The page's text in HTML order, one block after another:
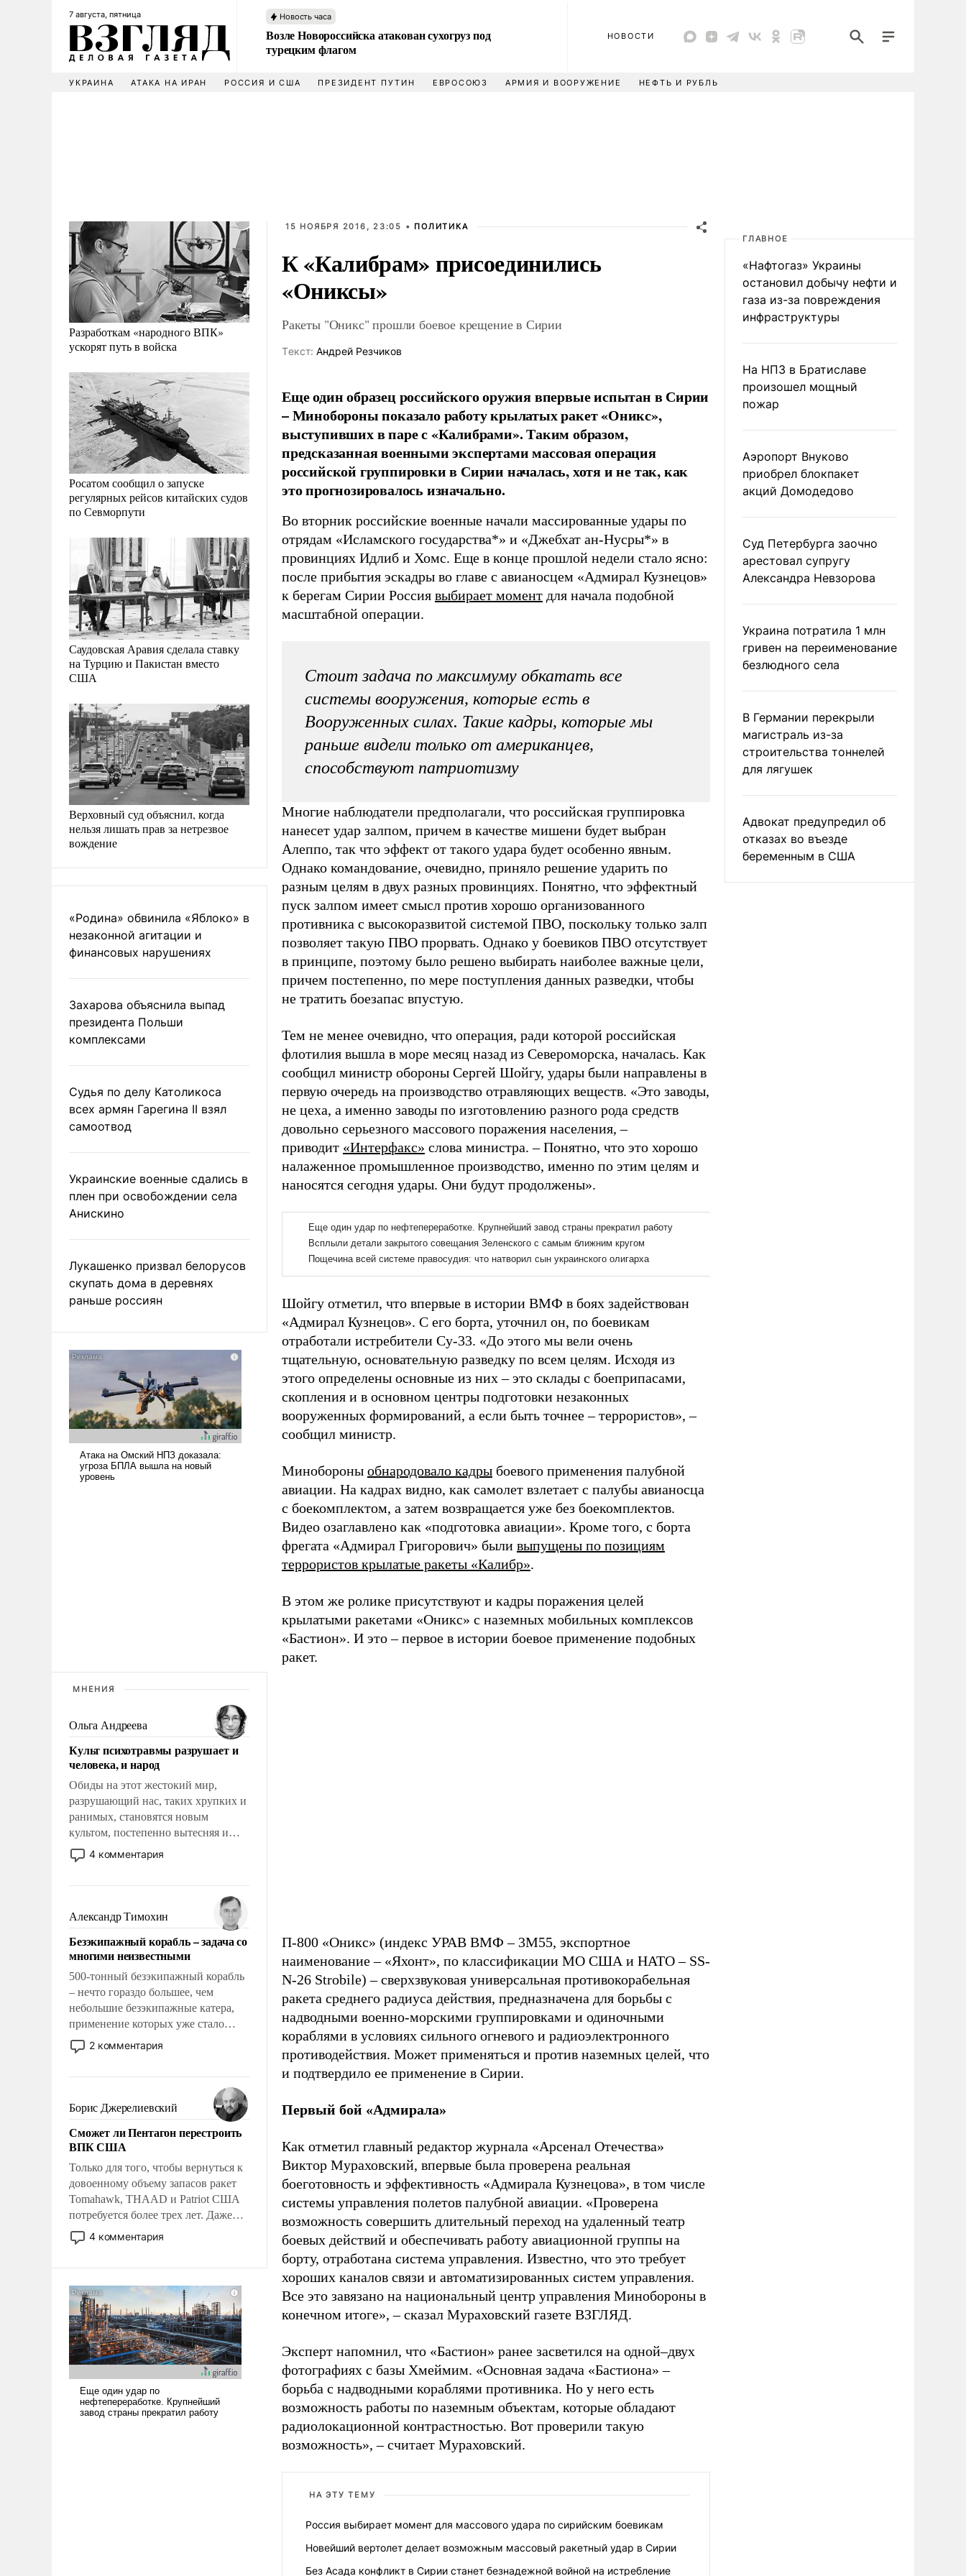
7 августа, пятница Новость часа
Возле Новороссийска атакован сухогруз под
турецким флагом
НОВОСТИ
УКРАИНА АТАКА НА ИРАН РОССИЯ И США ПРЕЗИДЕНТ ПУТИН ЕВРОСОЮЗ АРМИЯ И ВООРУЖЕНИЕ НЕФТЬ И РУБЛЬ
Разработкам «народного ВПК»
ускорят путь в войска
Росатом сообщил о запуске
регулярных рейсов китайских судов
по Севморпути
Саудовская Аравия сделала ставку
на Турцию и Пакистан вместо
США
Верховный суд объяснил, когда
нельзя лишать прав за нетрезвое
вождение
«Родина» обвинила «Яблоко» в
незаконной агитации и
финансовых нарушениях
Захарова объяснила выпад
президента Польши
комплексами
Судья по делу Католикоса
всех армян Гарегина II взял
самоотвод
Украинские военные сдались в
плен при освобождении села
Анискино
Лукашенко призвал белорусов
скупать дома в деревнях
раньше россиян
МНЕНИЯ
Ольга Андреева
Культ психотравмы разрушает и
человека, и народ
Обиды на этот жестокий мир,
разрушающий нас, таких хрупких и
ранимых, становятся новым
культом, постепенно вытесняя и
отменяя традиционное требование к
человеку – быть мужественным и
на себя ответственность, помогать
слабым, идти вперед и
адаптироваться.
4 комментария
Александр Тимохин
Безэкипажный корабль – задача со
многими неизвестными
500-тонный безэкипажный корабль
– нечто гораздо большее, чем
небольшие безэкипажные катера,
применение которых уже стало
обыденностью. Задача по созданию
такого корабля очень сложна и
реализация радикально поднимет
наши боевые возможности.
2 комментария
Борис Джерелиевский
Сможет ли Пентагон перестроить
ВПК США
Только для того, чтобы вернуться к
довоенному объему запасов ракет
Tomahawk, THAAD и Patriot США
потребуется более трех лет. Даже
небольшая война с Ираном
опустошила американские
уязвимости США, например, перед
Китаем.
4 комментария
15 НОЯБРЯ 2016, 23:05 • ПОЛИТИКА
К «Калибрам» присоединились
«Ониксы»
Ракеты "Оникс" прошли боевое крещение в Сирии
Tекст: Андрей Резчиков
Еще один образец российского оружия впервые испытан в Сирии
– Минобороны показало работу крылатых ракет «Оникс»,
выступивших в паре с «Калибрами». Таким образом,
предсказанная военными экспертами массовая операция
российской группировки в Сирии началась, хотя и не так, как
это прогнозировалось изначально.
Во вторник российские военные начали массированные удары по
отрядам «Исламского государства*» и «Джебхат ан-Нусры*» в
провинциях Идлиб и Хомс. Еще в конце прошлой недели стало ясно:
после прибытия эскадры во главе с авианосцем «Адмирал Кузнецов»
к берегам Сирии Россия выбирает момент для начала подобной
масштабной операции.
Стоит задача по максимуму обкатать все
системы вооружения, которые есть в
Вооруженных силах. Такие кадры, которые мы
раньше видели только от американцев,
способствуют патриотизму
Многие наблюдатели предполагали, что российская группировка
нанесет удар залпом, причем в качестве мишени будет выбран
Алеппо, так что эффект от такого удара будет особенно явным.
Однако командование, очевидно, приняло решение ударить по
разным целям в двух разных провинциях. Понятно, что эффектный
пуск залпом имеет смысл против хорошо организованного
противника с высокоразвитой системой ПВО, поскольку только залп
позволяет такую ПВО прорвать. Однако у боевиков ПВО отсутствует
в принципе, поэтому было решено выбирать наиболее важные цели,
причем постепенно, по мере поступления данных разведки, чтобы
не тратить боезапас впустую.
Тем не менее очевидно, что операция, ради которой российская
флотилия вышла в море месяц назад из Североморска, началась. Как
сообщил министр обороны Сергей Шойгу, удары были направлены в
первую очередь на производство отравляющих веществ. «Это заводы,
не цеха, а именно заводы по изготовлению разного рода средств
довольно серьезного массового поражения населения, –
приводит «Интерфакс» слова министра. – Понятно, что это хорошо
налаженное промышленное производство, именно по этим целям и
наносятся сегодня удары. Они будут продолжены».
Шойгу отметил, что впервые в истории ВМФ в боях задействован
«Адмирал Кузнецов». С его борта, уточнил он, по боевикам
отработали истребители Су-33. «До этого мы вели очень
тщательную, основательную разведку по всем целям. Исходя из
этого определены основные из них – это склады с боеприпасами,
скопления и в основном центры подготовки незаконных
вооруженных формирований, а если быть точнее – террористов», –
сообщил министр.
Минобороны обнародовало кадры боевого применения палубной
авиации. На кадрах видно, как самолет взлетает с палубы авианосца
с боекомплектом, а затем возвращается уже без боекомплектов.
Видео озаглавлено как «подготовка авиации». Кроме того, с борта
фрегата «Адмирал Григорович» были выпущены по позициям
террористов крылатые ракеты «Калибр».
В этом же ролике присутствуют и кадры поражения целей
крылатыми ракетами «Оникс» с наземных мобильных комплексов
«Бастион». И это – первое в истории боевое применение подобных
ракет.
П-800 «Оникс» (индекс УРАВ ВМФ – 3М55, экспортное
наименование – «Яхонт», по классификации МО США и НАТО – SS-
N-26 Strobile) – сверхзвуковая универсальная противокорабельная
ракета среднего радиуса действия, предназначена для борьбы с
надводными военно-морскими группировками и одиночными
кораблями в условиях сильного огневого и радиоэлектронного
противодействия. Может применяться и против наземных целей, что
и подтвердило ее применение в Сирии.
Первый бой «Адмирала»
Как отметил главный редактор журнала «Арсенал Отечества»
Виктор Мураховский, впервые была проверена реальная
боеготовность и эффективность «Адмирала Кузнецова», в том числе
системы управления полетов палубной авиации. «Проверена
возможность совершить длительный переход на удаленный театр
боевых действий и обеспечивать работу авиационной группы на
борту, отработана система управления. Известно, что это требует
хороших каналов связи и автоматизированных систем управления.
Все это завязано на национальный центр управления Минобороны в
конечном итоге», – сказал Мураховский газете ВЗГЛЯД.
Эксперт напомнил, что «Бастион» ранее засветился на одной–двух
фотографиях с базы Хмеймим. «Основная задача «Бастиона» –
борьба с надводными кораблями противника. Но у него есть
возможность работы по наземным объектам, которые обладают
радиолокационной контрастностью. Вот проверили такую
возможность», – считает Мураховский.
НА ЭТУ ТЕМУ
Россия выбирает момент для массового удара по сирийским боевикам
Новейший вертолет делает возможным массовый ракетный удар в Сирии
Без Асада конфликт в Сирии станет безнадежной войной на истребление
ГЛАВНОЕ
«Нафтогаз» Украины
остановил добычу нефти и
газа из-за повреждения
инфраструктуры
На НПЗ в Братиславе
произошел мощный
пожар
Аэропорт Внуково
приобрел блокпакет
акций Домодедово
Суд Петербурга заочно
арестовал супругу
Александра Невзорова
Украина потратила 1 млн
гривен на переименование
безлюдного села
В Германии перекрыли
магистраль из-за
строительства тоннелей
для лягушек
Адвокат предупредил об
отказах во въезде
беременным в США